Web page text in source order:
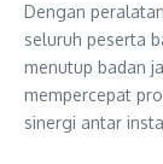
Dengan
seluruh peserta
menutup badan
mempercepat
sinergi antar